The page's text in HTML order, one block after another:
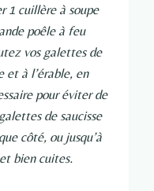
1 cuillère à soupe
poêle à feu
vos galettes de
et à l’érable, en
pour éviter de
de saucisse
côté, ou jusqu’à
bien cuites.